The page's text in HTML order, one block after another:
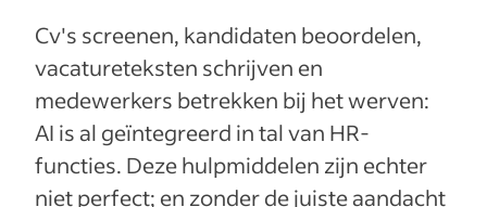
Cv's screenen, kandidaten beoordelen,
vacatureteksten schrijven en
medewerkers betrekken bij het werven:
AI is al geïntegreerd in tal van HR-
functies. Deze hulpmiddelen zijn echter
niet perfect; en zonder de juiste aandacht